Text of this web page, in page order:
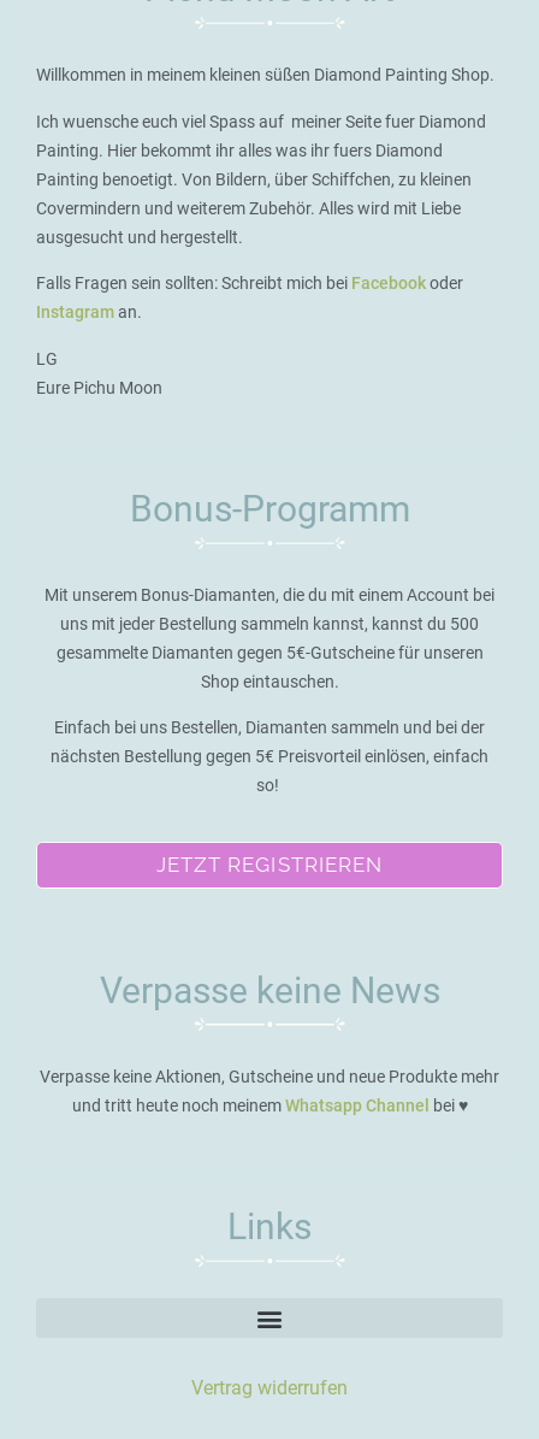
Willkommen in meinem kleinen süßen Diamond Painting Shop.
Ich wuensche euch viel Spass auf meiner Seite fuer Diamond
Painting. Hier bekommt ihr alles was ihr fuers Diamond
Painting benoetigt. Von Bildern, über Schiffchen, zu kleinen
Covermindern und weiterem Zubehör. Alles wird mit Liebe
ausgesucht und hergestellt.
Falls Fragen sein sollten: Schreibt mich bei Facebookoder
Instagraman.
LG
Eure Pichu Moon
Bonus-Programm
Mit unserem Bonus-Diamanten, die du mit einem Account bei
uns mit jeder Bestellung sammeln kannst, kannst du 500
gesammelte Diamanten gegen 5€-Gutscheine für unseren
Shop eintauschen.
Einfach bei uns Bestellen, Diamanten sammeln und bei der
nächsten Bestellung gegen 5€ Preisvorteil einlösen, einfach
so!
JETZT REGISTRIEREN
Verpasse keine News
Verpasse keine Aktionen, Gutscheine und neue Produkte mehr
und tritt heute noch meinemWhatsapp Channel bei ♥️
Links
Vertrag widerrufen